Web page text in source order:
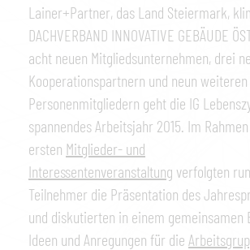
Lainer+Partner, das Land Steiermark,
DACHVERBAND INNOVATIVE GEBÄUDE
acht neuen Mitgliedsunternehmen, drei
Kooperationspartnern und neun weiteren
Personenmitgliedern geht die IG
spannendes Arbeitsjahr 2015. Im
ersten Mitglieder- und
Interessentenveranstaltung verfolgten
Teilnehmer die Präsentation des
und diskutierten in einem gemeinsamen
Ideen und Anregungen für die